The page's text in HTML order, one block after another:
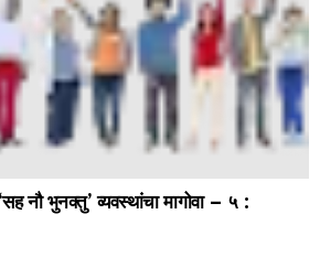
नौ भुनक्तु’ व्यवस्थांचा मागोवा – ५ :